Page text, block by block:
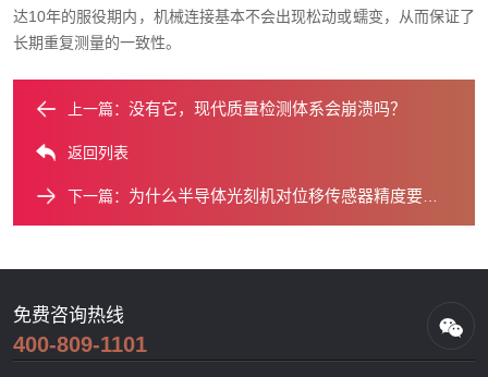
达10年的服役期内，机械连接基本不会出现松动或蠕变，从而保证了
长期重复测量的一致性。
上一篇： 没有它，现代质量检测体系会崩溃吗？
返回列表
下一篇： 为什么半导体光刻机对位移传感器精度要求近乎疯狂？
免费咨询热线
400-809-1101